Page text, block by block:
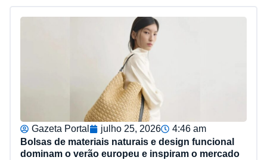
Gazeta Portal julho 25, 2026
4:46 am
Bolsas de materiais naturais e design funcional
dominam o verão europeu e inspiram o mercado